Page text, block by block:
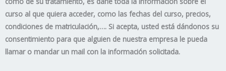
curso al que quiera acceder, como las fechas del curso, precios,
condiciones de matriculación,…. Si acepta, usted está dándonos su
consentimiento para que alguien de nuestra empresa le pueda
llamar o mandar un mail con la información solicitada.